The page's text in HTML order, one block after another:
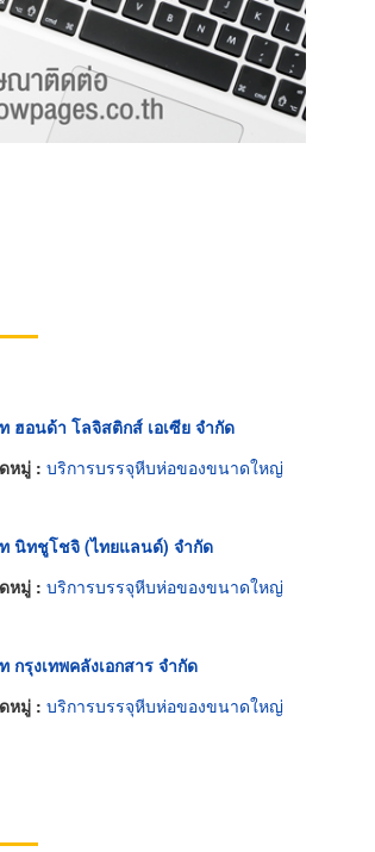
ฮอนด้า โลจิสติกส์ เอเซีย จำกัด
หมู่ : บริการบรรจุหีบห่อของขนาดใหญ่
นิทชูโชจิ (ไทยแลนด์) จำกัด
หมู่ : บริการบรรจุหีบห่อของขนาดใหญ่
กรุงเทพคลังเอกสาร จำกัด
หมู่ : บริการบรรจุหีบห่อของขนาดใหญ่